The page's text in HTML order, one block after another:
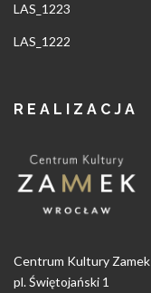
LAS_1223
LAS_1222
REALIZACJA
Centrum Kultury Zamek
pl. Świętojański 1